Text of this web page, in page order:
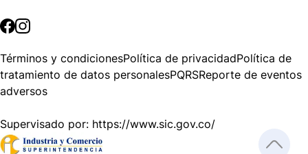
Términos y condicionesPolítica de privacidadPolítica de
tratamiento de datos personalesPQRSReporte de eventos
adversos
Supervisado por: https://www.sic.gov.co/